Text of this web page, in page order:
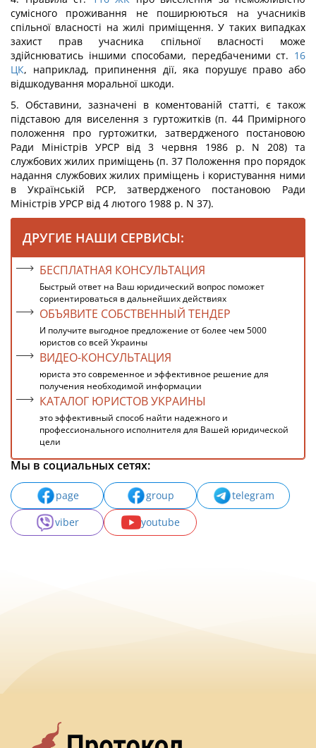
сумісного проживання не поширюються на учасників
спільної власності на жилі приміщення. У таких випадках
захист прав учасника спільної власності може
здійснюватись іншими способами, передбаченими ст. 16
ЦК, наприклад, припинення дії, яка порушує право або
відшкодування моральної шкоди.
5. Обставини, зазначені в коментованій статті, є також
підставою для виселення з гуртожитків (п. 44 Примірного
положення про гуртожитки, затвердженого постановою
Ради Міністрів УРСР від 3 червня 1986 р. N 208) та
службових жилих приміщень (п. 37 Положення про порядок
надання службових жилих приміщень і користування ними
в Українській РСР, затвердженого постановою Ради
Міністрів УРСР від 4 лютого 1988 р. N 37).
ДРУГИЕ НАШИ СЕРВИСЫ:
БЕСПЛАТНАЯ КОНСУЛЬТАЦИЯ
Быстрый ответ на Ваш юридический вопрос поможет
сориентироваться в дальнейших действиях
ОБЪЯВИТЕ СОБСТВЕННЫЙ ТЕНДЕР
И получите выгодное предложение от более чем 5000
юристов со всей Украины
ВИДЕО-КОНСУЛЬТАЦИЯ
юриста это современное и эффективное решение для
получения необходимой информации
КАТАЛОГ ЮРИСТОВ УКРАИНЫ
это эффективный способ найти надежного и
профессионального исполнителя для Вашей юридической
цели
Мы в социальных сетях:
page group
telegram
viber
youtube